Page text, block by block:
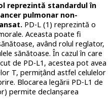
reprezintă standardul în
pulmonar non-
PD-L (1) reprezintă o
Aceasta poate fi
având rolul reglator,
sănătoase. În cazul în care
de PD-L1, acestea pot avea
T, permițând astfel celulelor
Blocarea legării PD-L1 de
permite declanșarea